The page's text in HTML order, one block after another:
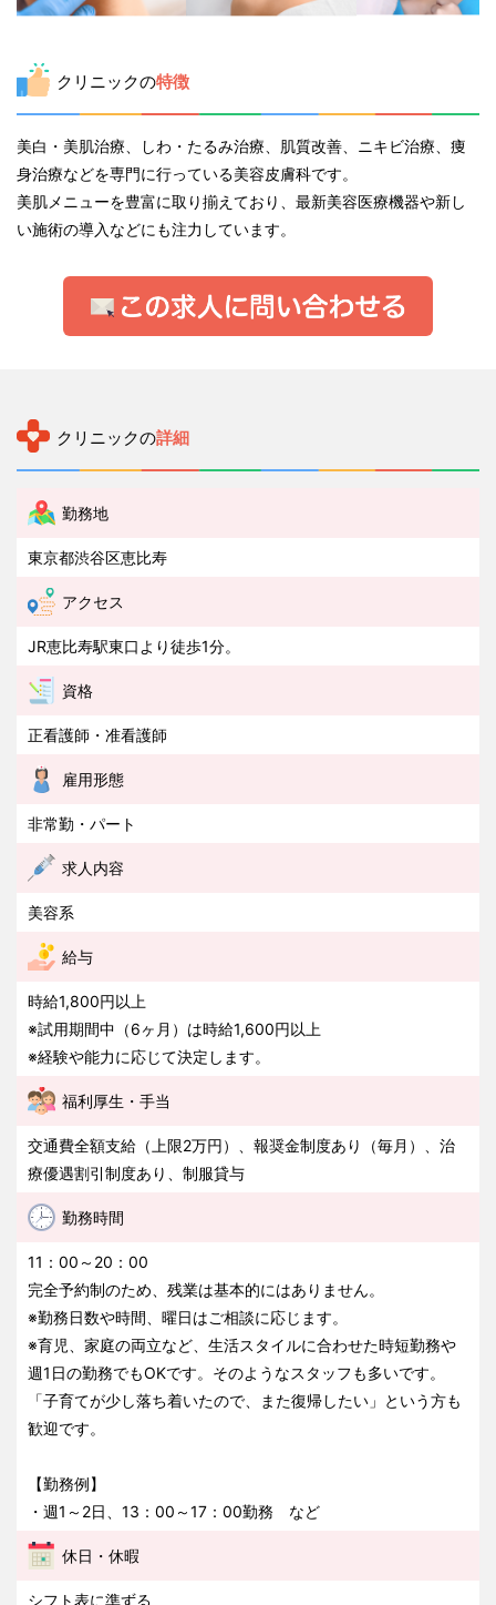
クリニックの特徴
美白・美肌治療、しわ・たるみ治療、肌質改善、ニキビ治療、痩
身治療などを専門に行っている美容皮膚科です。
美肌メニューを豊富に取り揃えており、最新美容医療機器や新し
い施術の導入などにも注力しています。
クリニックの詳細
勤務地
東京都渋谷区恵比寿
アクセス
JR恵比寿駅東口より徒歩1分。
資格
正看護師・准看護師
雇用形態
非常勤・パート
求人内容
美容系
給与
時給1,800円以上
※試用期間中（6ヶ月）は時給1,600円以上
※経験や能力に応じて決定します。
福利厚生・手当
交通費全額支給（上限2万円）、報奨金制度あり（毎月）、治
療優遇割引制度あり、制服貸与
勤務時間
11：00～20：00
完全予約制のため、残業は基本的にはありません。
※勤務日数や時間、曜日はご相談に応じます。
※育児、家庭の両立など、生活スタイルに合わせた時短勤務や
週1日の勤務でもOKです。そのようなスタッフも多いです。
「子育てが少し落ち着いたので、また復帰したい」という方も
歓迎です。
【勤務例】
・週1～2日、13：00～17：00勤務 など
休日・休暇
シフト表に準ずる